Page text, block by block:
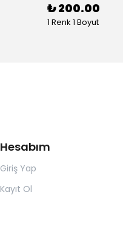
₺ 200.00
1 Renk 1 Boyut
Hesabım
Giriş Yap
Kayıt Ol